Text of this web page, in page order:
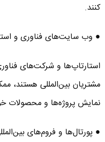
کنند.
● وب‌ سایت‌های فناوری و
استارتاپ‌ها و شرکت‌های
مشتریان بین‌المللی
نمایش پروژه‌ها و محصولات
● پورتال‌ها و فروم‌های